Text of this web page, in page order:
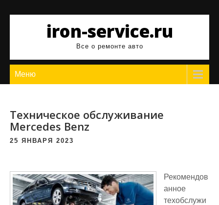
содержимомуiron-service.ru
Все о ремонте авто
Меню
Техническое обслуживание
Mercedes Benz
25 ЯНВАРЯ 2023
Рекомендов
анное
техобслужи